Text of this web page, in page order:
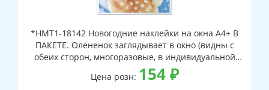
*НМТ1-18142 Новогодние наклейки на окна А4+ В
ПАКЕТЕ. Олененок заглядывает в окно (видны с
обеих сторон, многоразовые, в индивидуальной
упаковке, с европодвесом и клеевым клапаном)
Цена розн: 154₽